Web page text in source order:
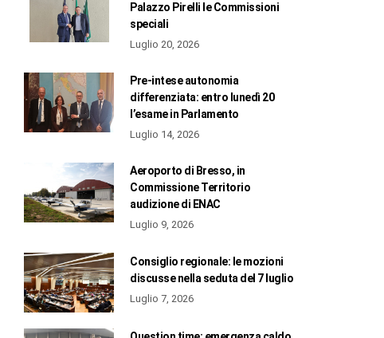
Palazzo Pirelli le Commissioni
speciali
Luglio 20, 2026
Pre-intese autonomia
differenziata: entro lunedì 20
l’esame in Parlamento
Luglio 14, 2026
Aeroporto di Bresso, in
Commissione Territorio
audizione di ENAC
Luglio 9, 2026
Consiglio regionale: le mozioni
discusse nella seduta del 7 luglio
Luglio 7, 2026